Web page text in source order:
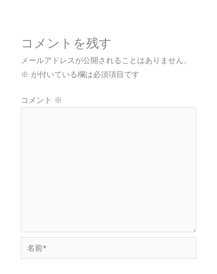
コメントを残す
メールアドレスが公開されることはありません。
※ が付いている欄は必須項目です
コメント ※
前